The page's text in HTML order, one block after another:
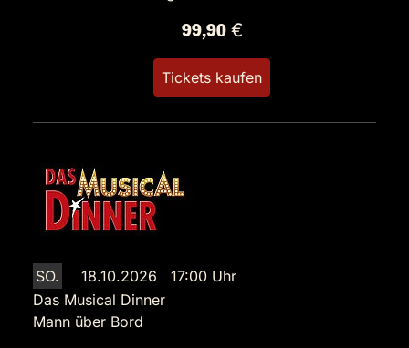
99,90 €
Tickets kaufen
SO.
18.10.2026 17:00 Uhr
Das Musical Dinner
Mann über Bord